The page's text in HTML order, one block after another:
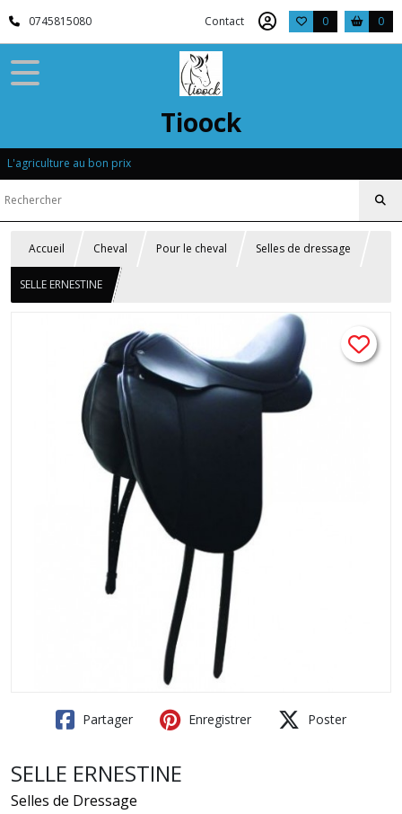
0745815080 Contact 0 0
Tioock
L'agriculture au bon prix
Accueil Cheval Pour le cheval Selles de dressage
SELLE ERNESTINE
Partager Enregistrer Poster
SELLE ERNESTINE
Selles de Dressage